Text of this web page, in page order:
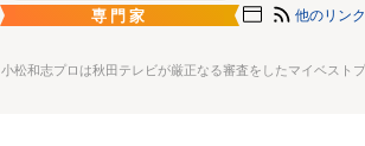
専門家 他のリンク
小松和志プロは秋田テレビが厳正なる審査をしたマイベスト